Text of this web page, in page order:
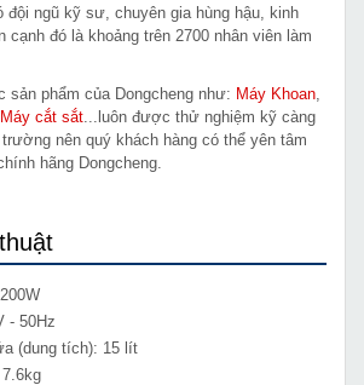
đội ngũ kỹ sư, chuyên gia hùng hậu, kinh
cạnh đó là khoảng trên 2700 nhân viên làm
sản phẩm của Dongcheng như: Máy Khoan
Máy cắt sắt ...luôn được thử nghiệm kỹ càng
nên quý khách hàng có thể yên tâm
hãng Dongcheng.
- 50Hz
(dung tích): 15 lít